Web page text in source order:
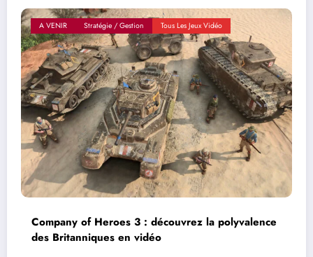
A VENIR Stratégie / Gestion Tous Les Jeux Vidéo
Company of Heroes 3 : découvrez la polyvalence
des Britanniques en vidéo